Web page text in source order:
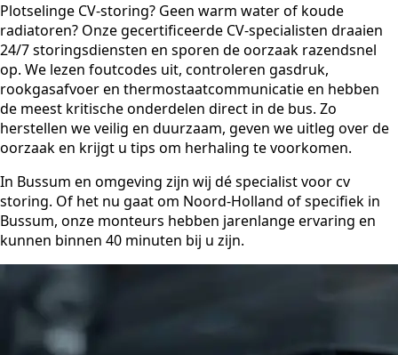
Plotselinge CV-storing? Geen warm water of koude
radiatoren? Onze gecertificeerde CV-specialisten draaien
24/7 storingsdiensten en sporen de oorzaak razendsnel
op. We lezen foutcodes uit, controleren gasdruk,
rookgasafvoer en thermostaatcommunicatie en hebben
de meest kritische onderdelen direct in de bus. Zo
herstellen we veilig en duurzaam, geven we uitleg over de
oorzaak en krijgt u tips om herhaling te voorkomen.
In Bussum en omgeving zijn wij dé specialist voor cv
storing. Of het nu gaat om Noord-Holland of specifiek in
Bussum, onze monteurs hebben jarenlange ervaring en
kunnen binnen 40 minuten bij u zijn.